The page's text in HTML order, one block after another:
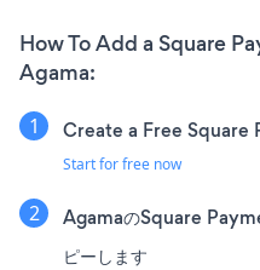
How To Add a Square
Agama:
Create a Free Square
Start for free now
AgamaのSquare
ピーします